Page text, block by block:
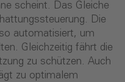
scheint. Das Gleiche
Die
automatisiert, um
Gleichzeitig fährt die
zu schützen. Auch
zu optimalem